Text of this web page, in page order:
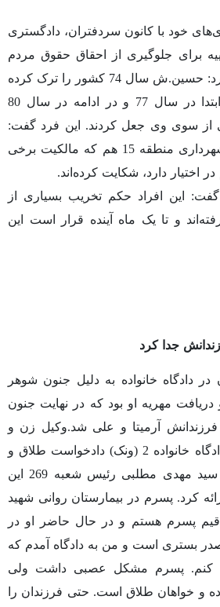
خود با کانون سردفتران، دادگستری
برای جلوگیری از احقاق حقوق مردم
این محله، خاطرنشان کرد: حسین.ش سال 74 کشور را ترک کرده
است و ورثه پرویز.ن، ابتدا در سال 77 و در ادامه در سال 80
از سوی وی جعل کردند. این فرد گفت:
ورثه پرویز.ن، حتی از شهرداری منطقه 15 هم که مالکیت برخی
اختیار دارد، شکایت کرده‌اند.
گفت: این افراد حکم تخریب بسیاری از
و تا یک ماه آینده قرار است این
جدا کرد
دادگاه خانواده به دلیل جنون شوهر
مهریه‌ او بود که در نهایت جنون
آرمیتا و علی شد.وکیل زن و
قیم مرد با مراجعه به دادگاه خانواده 2 (ونک) دادخواست طلاق و
مهریه زن را به قاضی سید مهدی مطلبی رئیس شعبه 269 این
کرد. پسرم در بیمارستان روانی شهید
پسرم هستم و در حال حاضر او در
بستری است و من به دادگاه آمدم که
کنم. پسرم مشکل عصبی داشت ولی
و خواهان طلاق است. حتی فرزندان را